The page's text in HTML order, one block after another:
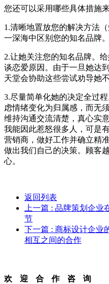
您还可以采用哪些具体措施
1.清晰地置放您的解决方法
一深海中区别您的知名品牌。
2.让她关注您的知名品牌。
谈恋爱原因。由于一旦她达
天堂会协助这些尝试劝导她
3.尽量简单化她的决定全过
虑情绪变化为归属感，而无
维持沟通交流清楚，真心实
我能因此惹怒很多人，可是
营销商，做好工作并确立精
做出我们自己的决策。顾客
心。
返回列表
上一篇 : 品牌策划企业
节
下一篇 : 商标设计企业
相互之间的合作
欢迎合作咨询